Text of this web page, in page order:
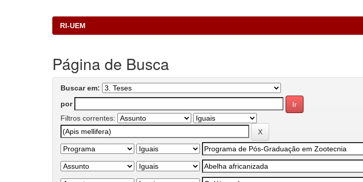
RI-UEM
Página de Busca
Buscar em:
por
Filtros correntes: